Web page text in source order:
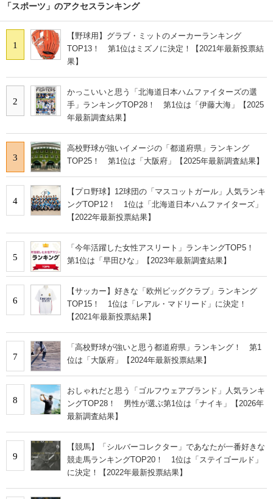
「スポーツ」のアクセスランキング
1
【野球用】グラブ・ミットのメーカーランキング
TOP13！ 第1位はミズノに決定！【2021年最新投票結
果】
2
かっこいいと思う「北海道日本ハムファイターズの選
手」ランキングTOP28！ 第1位は「伊藤大海」【2025
年最新調査結果】
3
高校野球が強いイメージの「都道府県」ランキング
TOP25！ 第1位は「大阪府」【2025年最新調査結果】
4
【プロ野球】12球団の「マスコットガール」人気ランキ
ングTOP12！ 1位は「北海道日本ハムファイターズ」
【2022年最新投票結果】
5
「今年活躍した女性アスリート」ランキングTOP5！
第1位は「早田ひな」【2023年最新調査結果】
6
【サッカー】好きな「欧州ビッグクラブ」ランキング
TOP15！ 1位は「レアル・マドリード」に決定！
【2021年最新投票結果】
7
「高校野球が強いと思う都道府県」ランキング！ 第1
位は「大阪府」【2024年最新投票結果】
8
おしゃれだと思う「ゴルフウェアブランド」人気ランキ
ングTOP28！ 男性が選ぶ第1位は「ナイキ」【2026年
最新調査結果】
9
【競馬】「シルバーコレクター」であなたが一番好きな
競走馬ランキングTOP20！ 1位は「ステイゴールド」
に決定！【2022年最新投票結果】